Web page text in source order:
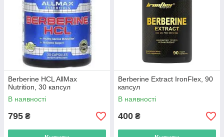
Berberine HCL AllMax
Nutrition, 30 капсул
В наявності
795 ₴
Berberine Extract IronFlex, 90
капсул
В наявності
400 ₴